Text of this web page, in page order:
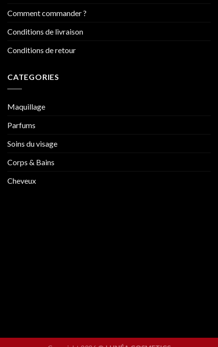
Comment commander ?
Conditions de livraison
Conditions de retour
CATEGORIES
Maquillage
Parfums
Soins du visage
Corps & Bains
Cheveux